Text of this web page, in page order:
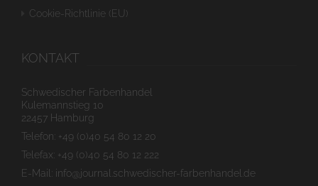
Cookie-Richtlinie (EU)
KONTAKT
Schwedischer Farbenhandel
Kulemannstieg 10
22457 Hamburg
Telefon: +49 (0)40 54 80 12 20
Telefax: +49 (0)40 54 80 12 222
E-Mail: info@journal.schwedischer-farbenhandel.de